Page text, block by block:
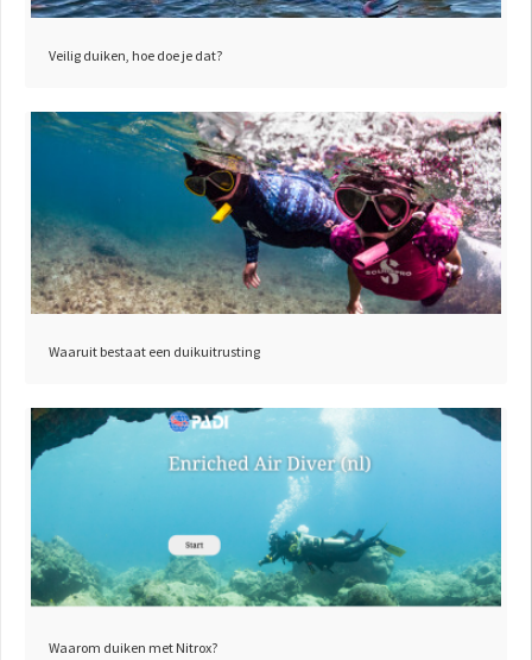
Veilig duiken, hoe doe je dat?
Waaruit bestaat een duikuitrusting
Waarom duiken met Nitrox?